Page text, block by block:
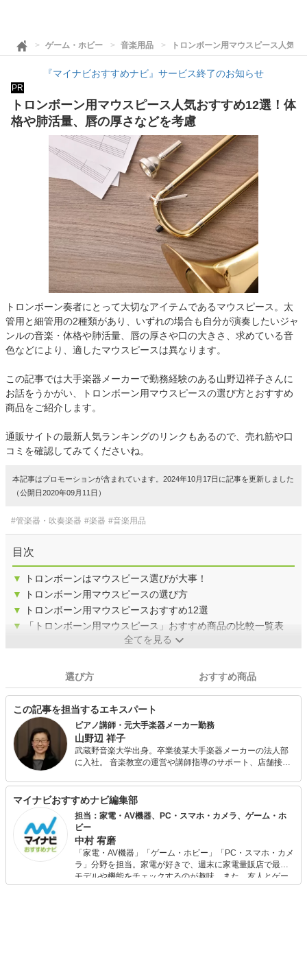
ゲーム・ホビー 音楽用品 トロンボーン用マウスピース人気
『マイナビおすすめナビ』サービス終了のお知らせ
PR
トロンボーン用マウスピース人気おすすめ12選！体
格や肺活量、唇の厚さなどを考慮
トロンボーン奏者にとって大切なアイテムであるマウスピース。太
管用と細管用の2種類があり、いずれの場合も自分が演奏したいジャ
ンルの音楽・体格や肺活量、唇の厚さや口の大きさ、求めている音
色などにより、適したマウスピースは異なります。
この記事では大手楽器メーカーで勤務経験のある山野辺祥子さんに
お話をうかがい、トロンボーン用マウスピースの選び方とおすすめ
商品をご紹介します。
通販サイトの最新人気ランキングのリンクもあるので、売れ筋や口
コミを確認してみてくださいね。
本記事はプロモーションが含まれています。2024年10月17日に記事を更新しました
（公開日2020年09月11日）
#管楽器・吹奏楽器 #楽器 #音楽用品
目次
▼
トロンボーンはマウスピース選びが大事！
▼
トロンボーン用マウスピースの選び方
▼
トロンボーン用マウスピースおすすめ12選
▼
「トロンボーン用マウスピース」おすすめ商品の比較一覧表
全てを見る
選び方 おすすめ商品
この記事を担当するエキスパート
ピアノ講師・元大手楽器メーカー勤務
山野辺 祥子
武蔵野音楽大学出身。卒業後某大手楽器メーカーの法人部
に入社。 音楽教室の運営や講師指導のサポート、店舗接
て全国を飛び回る。また、出版部に在勤中は楽譜校正、楽
譜情報誌編集の経験も。 現在はピアノ講師のかたわらフリ
ーランスライター、校正者として活動中。プライベートで
は3児の母。
マイナビおすすめナビ編集部
担当：家電・AV機器、PC・スマホ・カメラ、ゲーム・ホ
ビー
中村 宥磨
「家電・AV機器」「ゲーム・ホビー」「PC・スマホ・カメ
ラ」分野を担当。家電が好きで、週末に家電量販店で最新
モデルや機能をチェックするのが趣味。また、友人とゲー
ムを楽しみながら、新作タイトルやイベント情報もいち早